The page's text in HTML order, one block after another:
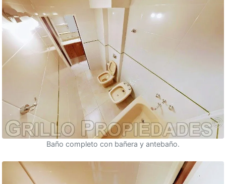
Baño completo con bañera y antebaño.